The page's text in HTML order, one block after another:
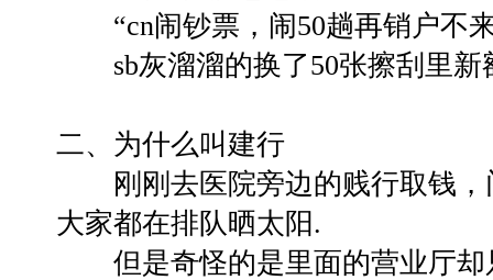
“cn闹钞票，闹50趟再销户不
sb灰溜溜的换了50张擦刮里新
二、为什么叫建行
刚刚去医院旁边的贱行取钱，
大家都在排队晒太阳.
但是奇怪的是里面的营业厅却